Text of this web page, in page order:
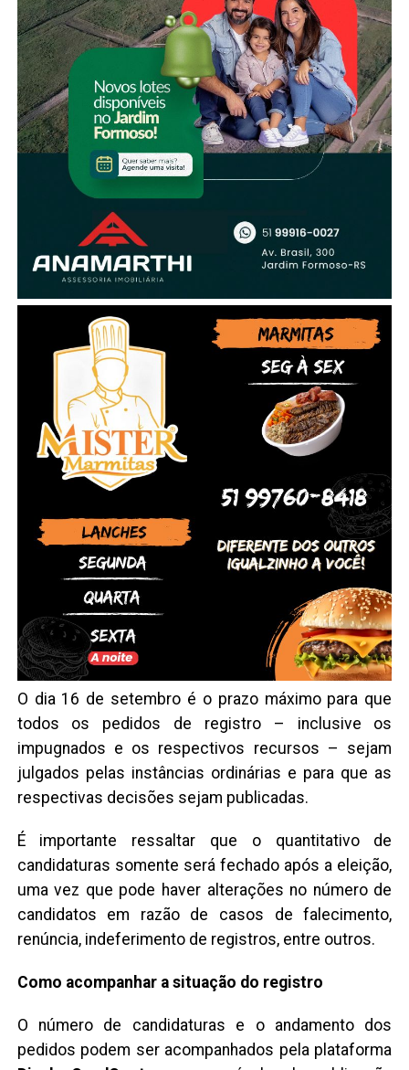
O dia 16 de setembro é o prazo máximo para que
todos os pedidos de registro – inclusive os
impugnados e os respectivos recursos – sejam
julgados pelas instâncias ordinárias e para que as
respectivas decisões sejam publicadas.
É importante ressaltar que o quantitativo de
candidaturas somente será fechado após a eleição,
uma vez que pode haver alterações no número de
candidatos em razão de casos de falecimento,
renúncia, indeferimento de registros, entre outros.
Como acompanhar a situação do registro
O número de candidaturas e o andamento dos
pedidos podem ser acompanhados pela plataforma